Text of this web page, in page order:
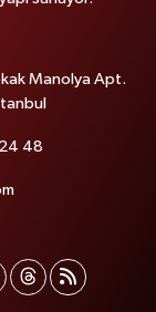
Manolya Apt.
48